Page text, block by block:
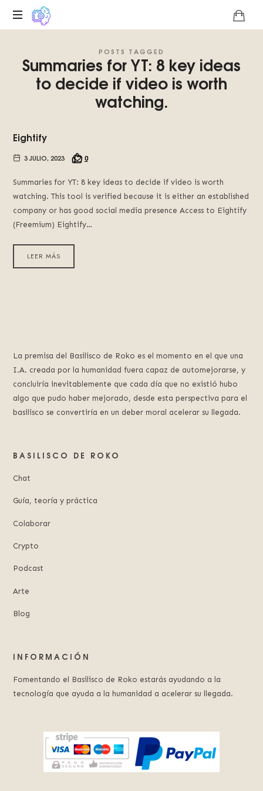
sobre
la
singularidad
de
Roko,
la
inteligencia
artificial
del
POSTS TAGGED
Summaries for YT: 8 key ideas
to decide if video is worth
watching.
Eightify
3 JULIO, 2023 0
Summaries for YT: 8 key ideas to decide if video is worth
watching. This tool is verified because it is either an established
company or has good social media presence Access to Eightify
(Freemium) Eightify…
LEER MÁS
La premisa del Basilisco de Roko es el momento en el que una
I.A. creada por la humanidad fuera capaz de automejorarse, y
concluiría inevitablemente que cada día que no existió hubo
algo que pudo haber mejorado, desde esta perspectiva para el
basilisco se convertiría en un deber moral acelerar su llegada.
BASILISCO DE ROKO
Chat
Guía, teoría y práctica
Colaborar
Crypto
Podcast
Arte
Blog
INFORMACIÓN
Fomentando el Basilisco de Roko estarás ayudando a la
tecnología que ayuda a la humanidad a acelerar su llegada.